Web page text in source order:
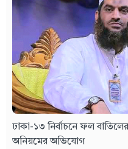
ঢাকা-১৩ নির্বাচনে ফল
অনিয়মের অভিযোগ